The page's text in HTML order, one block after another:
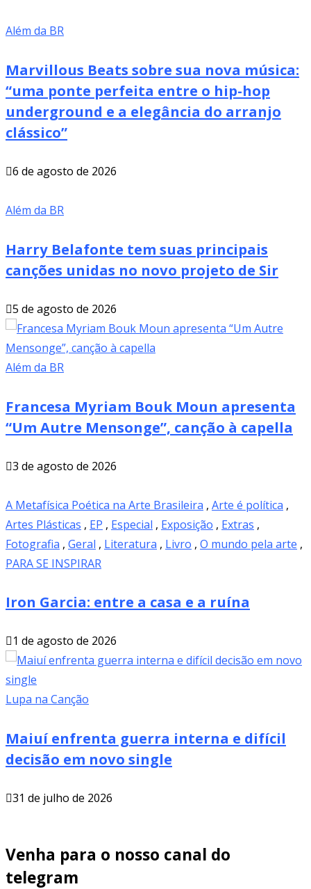
Além da BR
Marvillous Beats sobre sua nova música:
“uma ponte perfeita entre o hip-hop
underground e a elegância do arranjo
clássico”
6 de agosto de 2026
Além da BR
Harry Belafonte tem suas principais
canções unidas no novo projeto de Sir
5 de agosto de 2026
Além da BR
Francesa Myriam Bouk Moun apresenta
“Um Autre Mensonge”, canção à capella
3 de agosto de 2026
A Metafísica Poética na Arte Brasileira , Arte é política ,
Artes Plásticas , EP , Especial , Exposição , Extras ,
Fotografia , Geral , Literatura , Livro , O mundo pela arte ,
PARA SE INSPIRAR
Iron Garcia: entre a casa e a ruína
1 de agosto de 2026
Lupa na Canção
Maiuí enfrenta guerra interna e difícil
decisão em novo single
31 de julho de 2026
Venha para o nosso canal do
telegram